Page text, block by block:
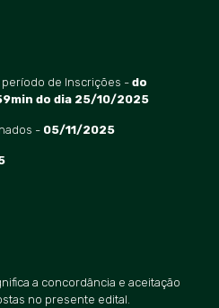
período de Inscrições - do
do dia 25/10/2025
- 05/11/2025
a concordância e aceitação
no presente edital.